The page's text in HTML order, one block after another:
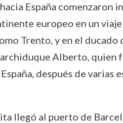
España comenzaron
europeo en un
Trento, y en el
Alberto, quien
después de
llegó al puerto de